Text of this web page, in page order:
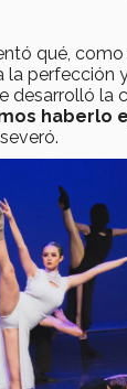
qué,
la perfección
desarrolló la
haberlo